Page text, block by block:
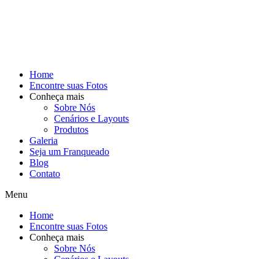
Home
Encontre suas Fotos
Conheça mais
Sobre Nós
Cenários e Layouts
Produtos
Galeria
Seja um Franqueado
Blog
Contato
Menu
Home
Encontre suas Fotos
Conheça mais
Sobre Nós